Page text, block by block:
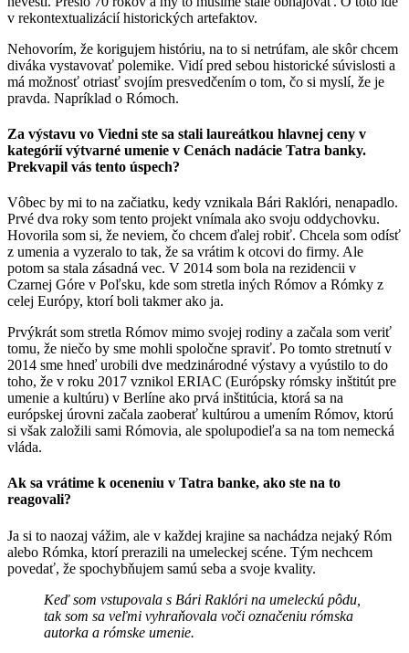
v rekontextualizácií historických artefaktov.
Nehovorím, že korigujem históriu, na to si netrúfam, ale skôr chcem
diváka vystavovať polemike. Vidí pred sebou historické súvislosti a
má možnosť otriasť svojím presvedčením o tom, čo si myslí, že je
pravda. Napríklad o Rómoch.
Za výstavu vo Viedni ste sa stali laureátkou hlavnej ceny v
kategórií výtvarné umenie v Cenách nadácie Tatra banky.
Prekvapil vás tento úspech?
Vôbec by mi to na začiatku, kedy vznikala Bári Raklóri, nenapadlo.
Prvé dva roky som tento projekt vnímala ako svoju oddychovku.
Hovorila som si, že neviem, čo chcem ďalej robiť. Chcela som odísť
z umenia a vyzeralo to tak, že sa vrátim k otcovi do firmy. Ale
potom sa stala zásadná vec. V 2014 som bola na rezidencii v
Czarnej Góre v Poľsku, kde som stretla iných Rómov a Rómky z
celej Európy, ktorí boli takmer ako ja.
Prvýkrát som stretla Rómov mimo svojej rodiny a začala som veriť
tomu, že niečo by sme mohli spoločne spraviť. Po tomto stretnutí v
2014 sme hneď urobili dve medzinárodné výstavy a vyústilo to do
toho, že v roku 2017 vznikol ERIAC (Európsky rómsky inštitút pre
umenie a kultúru) v Berlíne ako prvá inštitúcia, ktorá sa na
európskej úrovni začala zaoberať kultúrou a umením Rómov, ktorú
si však založili sami Rómovia, ale spolupodieľa sa na tom nemecká
vláda.
Ak sa vrátime k oceneniu v Tatra banke, ako ste na to
reagovali?
Ja si to naozaj vážim, ale v každej krajine sa nachádza nejaký Róm
alebo Rómka, ktorí prerazili na umeleckej scéne. Tým nechcem
povedať, že spochybňujem samú seba a svoje kvality.
Keď som vstupovala s Bári Raklóri na umeleckú pôdu,
tak som sa veľmi vyhraňovala voči označeniu rómska
autorka a rómske umenie.